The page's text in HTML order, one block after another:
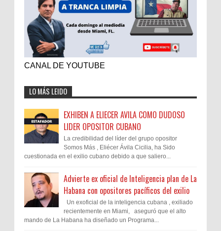
CANAL DE YOUTUBE
LO MÁS LEIDO
EXHIBEN A ELIECER AVILA COMO DUDOSO
LIDER OPOSITOR CUBANO
La credibilidad del líder del grupo opositor
Somos Más , Eliécer Ávila Cicilia, ha Sido
cuestionada en el exilio cubano debido a que saliero...
Advierte ex oficial de Inteligencia plan de La
Habana con opositores pacíficos del exilio
Un exoficial de la inteligencia cubana , exiliado
recientemente en Miami, aseguró que el alto
mando de La Habana ha diseñado un Programa...